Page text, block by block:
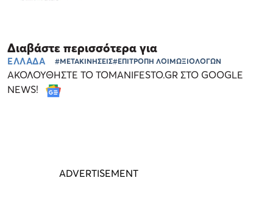
Διαβάστε περισσότερα για
ΕΛΛΑΔΑ #ΜΕΤΑΚΙΝΗΣΕΙΣ#ΕΠΙΤΡΟΠΗ ΛΟΙΜΩΞΙΟΛΟΓΩΝ
ΑΚΟΛΟΥΘΗΣΤΕ ΤΟ TOMANIFESTO.GR ΣΤΟ GOOGLE
NEWS!